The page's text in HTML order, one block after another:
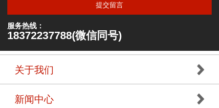
提交留言
服务热线：
18372237788(微信同号)
关于我们
新闻中心